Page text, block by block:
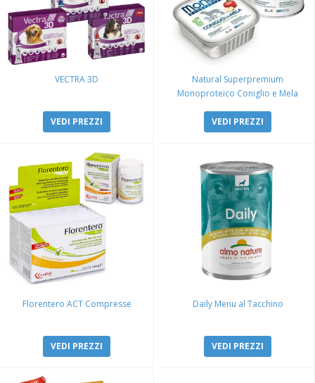
VECTRA 3D
VEDI PREZZI
Natural Superpremium
Monoproteico Coniglio e Mela
VEDI PREZZI
Florentero ACT Compresse
VEDI PREZZI
Daily Menu al Tacchino
VEDI PREZZI